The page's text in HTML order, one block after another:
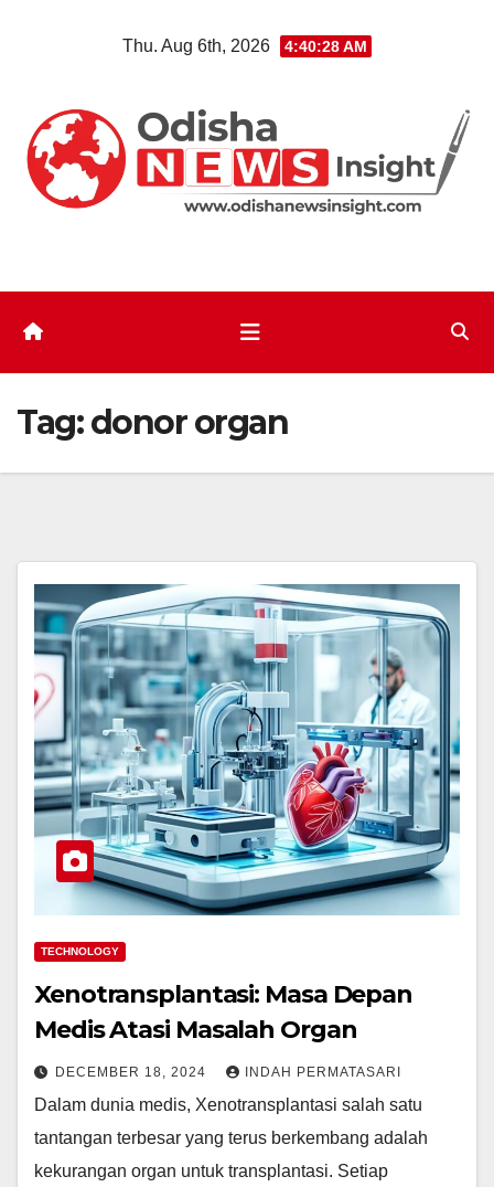
Thu. Aug 6th, 2026 4:40:29 AM
Tag:donor organ
TECHNOLOGY
Xenotransplantasi: Masa Depan
Medis Atasi Masalah Organ
DECEMBER 18, 2024 INDAH PERMATASARI
Dalam dunia medis, Xenotransplantasi salah satu
tantangan terbesar yang terus berkembang adalah
kekurangan organ untuk transplantasi. Setiap